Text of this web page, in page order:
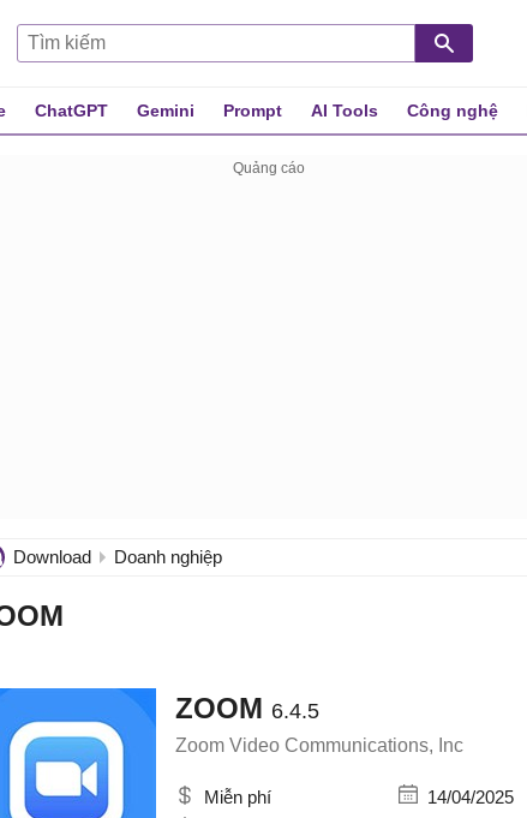
ChatGPT Gemini Prompt AI Tools Công nghệ
Download Doanh nghiệp
ZOOM 6.4.5
Zoom Video Communications, Inc
Miễn phí
14/04/2025